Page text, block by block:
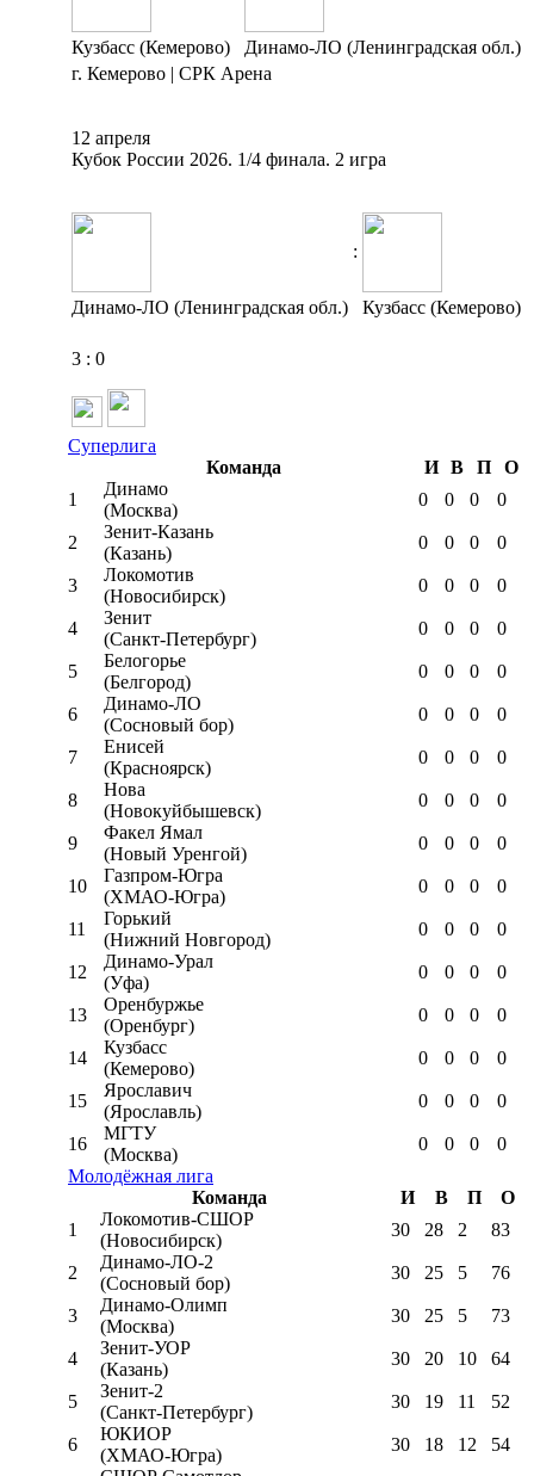
Кузбасс (Кемерово)
Динамо-ЛО (Ленинградская обл.)
г. Кемерово | СРК Арена
12 апреля
Кубок России 2026. 1/4 финала. 2 игра
:
Динамо-ЛО (Ленинградская обл.) Кузбасс (Кемерово)
3 : 0
Суперлига
Команда
И В П
О
1
Динамо
(Москва)
0 0 0 0
2
Зенит-Казань
(Казань)
0 0 0 0
3
Локомотив
(Новосибирск)
0 0 0 0
4
Зенит
(Санкт-Петербург)
0 0 0 0
5
Белогорье
(Белгород)
0 0 0 0
6
Динамо-ЛО
(Сосновый бор)
0 0 0 0
7
Енисей
(Красноярск)
0 0 0 0
8
Нова
(Новокуйбышевск)
0 0 0 0
9
Факел Ямал
(Новый Уренгой)
0 0 0 0
10
Газпром-Югра
(ХМАО-Югра)
0 0 0 0
11
Горький
(Нижний Новгород)
0 0 0 0
12
Динамо-Урал
(Уфа)
0 0 0 0
13
Оренбуржье
(Оренбург)
0 0 0 0
14
Кузбасс
(Кемерово)
0 0 0 0
15
Ярославич
(Ярославль)
0 0 0 0
16
МГТУ
(Москва)
0 0 0
0
Молодёжная лига
Команда
И В П
О
1
Локомотив-CШОР
(Новосибирск)
30 28 2 83
2
Динамо-ЛО-2
(Сосновый бор)
30 25 5 76
3
Динамо-Олимп
(Москва)
30 25 5 73
4
Зенит-УОР
(Казань)
30 20 10 64
5
Зенит-2
(Санкт-Петербург)
30 19 11 52
6
ЮКИОР
(ХМАО-Югра)
30 18 12 54